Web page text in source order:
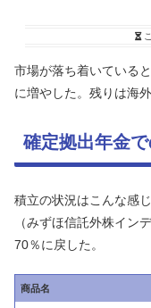
市場が落ち着いている
に増やした。残りは海
確定拠出年金
積立の状況はこんな感
（みずほ信託外株イン
70％に戻した。
商品名